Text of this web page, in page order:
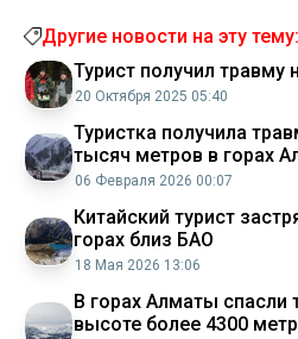
Другие новости на эту тему:
Турист получил травму
20 Октября 2025 05:40
Туристка получила
тысяч метров в горах
06 Февраля 2026 00:07
Китайский турист
горах близ БАО
18 Мая 2026 13:06
В горах Алматы спасли
высоте более 4300